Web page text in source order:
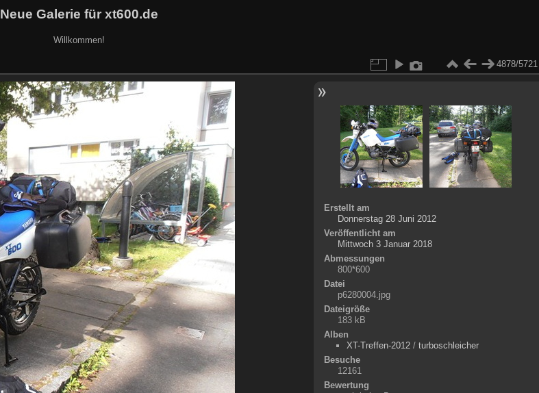
Neue Galerie für xt600.de
Willkommen!
4878/5721
Erstellt am
Donnerstag 28 Juni 2012
Veröffentlicht am
Mittwoch 3 Januar 2018
Abmessungen
800*600
Datei
p6280004.jpg
Dateigröße
183 kB
Alben
XT-Treffen-2012/ turboschleicher
Besuche
12161
Bewertung